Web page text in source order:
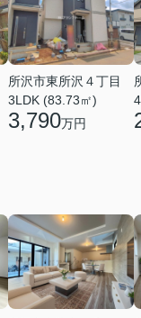
所沢市東所沢４丁目
3LDK (83.73㎡)
3,790万円